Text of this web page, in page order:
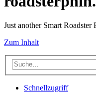
Just another Smart Roadster
Zum Inhalt
Schnellzugriff